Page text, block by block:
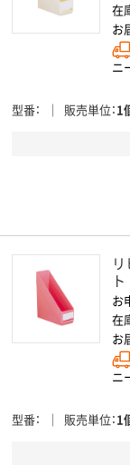
在
お
ニ
型番 販売単位 1
お
在
お
ニ
型番 販売単位 1